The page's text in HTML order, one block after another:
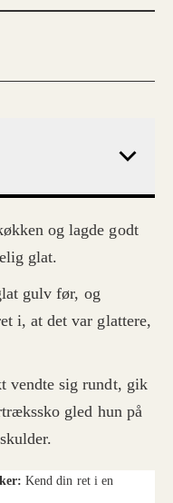
og lagde godt
glat.
gulv før, og
i, at det var glattere,
vendte sig rundt, gik
gled hun på
Kend din ret i en